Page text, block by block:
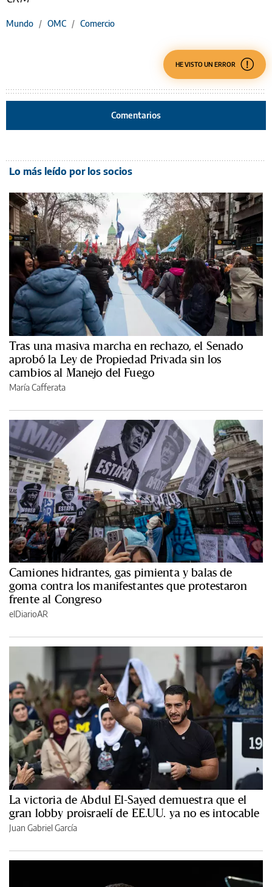
Mundo / OMC / Comercio
HE VISTO UN ERROR
Comentarios
Lo más leído por los socios
Tras una masiva marcha en rechazo, el Senado
aprobó la Ley de Propiedad Privada sin los
cambios al Manejo del Fuego
María Cafferata
Camiones hidrantes, gas pimienta y balas de
goma contra los manifestantes que protestaron
frente al Congreso
elDiarioAR
La victoria de Abdul El-Sayed demuestra que el
gran lobby proisraelí de EE.UU. ya no es intocable
Juan Gabriel García